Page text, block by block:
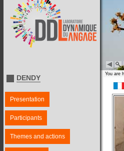
DENDY
Presentation
Participants
Themes and actions
You are